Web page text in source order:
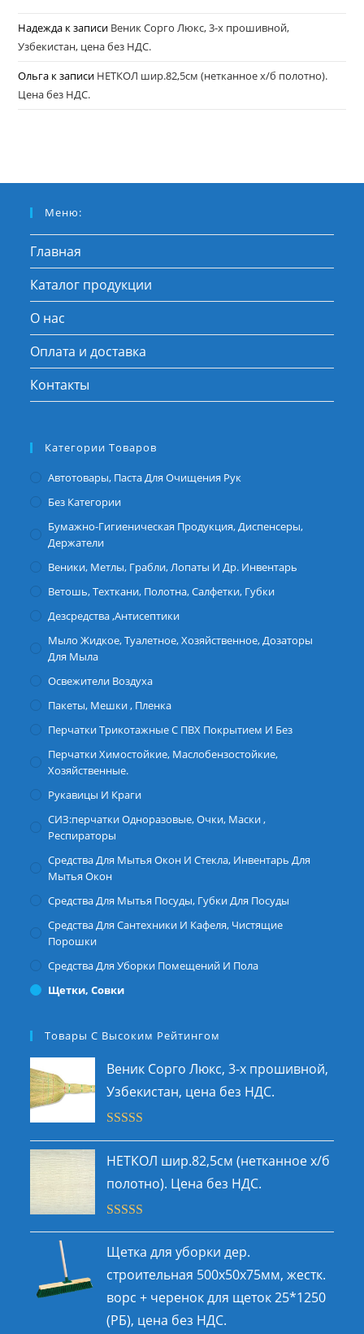
Надежда к записи Веник Сорго Люкс, 3-х прошивной,
Узбекистан, цена без НДС.
Ольга к записи НЕТКОЛ шир.82,5см (нетканное х/б полотно).
Цена без НДС.
Меню:
Главная
Каталог продукции
О нас
Оплата и доставка
Контакты
Категории Товаров
Автотовары, Паста Для Очищения Рук
Без Категории
Бумажно-Гигиеническая Продукция, Диспенсеры,
Держатели
Веники, Метлы, Грабли, Лопаты И Др. Инвентарь
Ветошь, Техткани, Полотна, Салфетки, Губки
Дезсредства ,антисептики
Мыло Жидкое, Туалетное, Хозяйственное, Дозаторы
Для Мыла
Освежители Воздуха
Пакеты, Мешки , Пленка
Перчатки Трикотажные С ПВХ Покрытием И Без
Перчатки Химостойкие, Маслобензостойкие,
Хозяйственные.
Рукавицы И Краги
СИЗ:перчатки Одноразовые, Очки, Маски ,
Респираторы
Средства Для Мытья Окон И Стекла, Инвентарь Для
Мытья Окон
Средства Для Мытья Посуды, Губки Для Посуды
Средства Для Сантехники И Кафеля, Чистящие
Порошки
Средства Для Уборки Помещений И Пола
Щетки, Совки
Товары С Высоким Рейтингом
Веник Сорго Люкс, 3-х прошивной,
Узбекистан, цена без НДС.
из 5
НЕТКОЛ шир.82,5см (нетканное х/б
полотно). Цена без НДС.
Оценка5.00
из 5
Щетка для уборки дер.
строительная 500х50x75мм, жестк.
ворс + черенок для щеток 25*1250
(РБ), цена без НДС.